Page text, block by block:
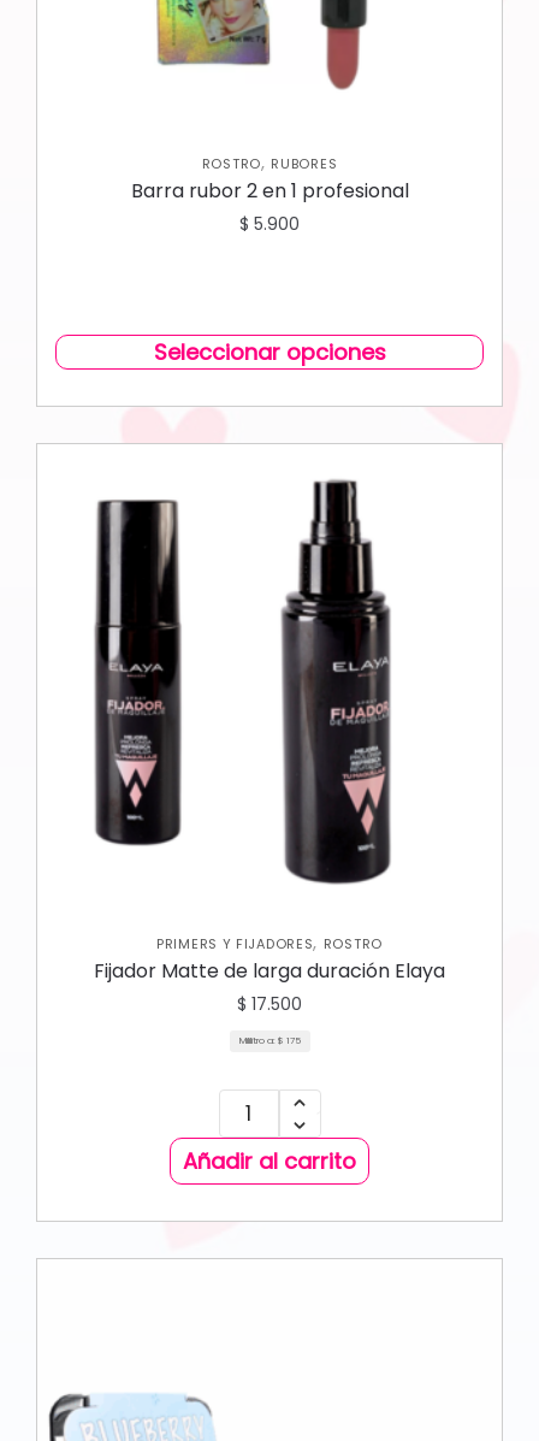
ROSTRO, RUBORES
Barra rubor 2 en 1 profesional
$ 5.900
Seleccionar opciones
PRIMERS Y FIJADORES, ROSTRO
Fijador Matte de larga duración Elaya
$ 17.500
Mililitro a: $ 175
Añadir al carrito